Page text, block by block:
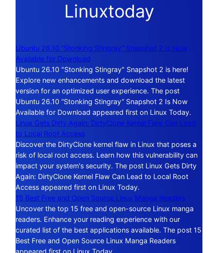
Linuxtoday
Ubuntu 26.10 “Stonking Stingray” Snapshot 2 Is Now
Available for Download
Ubuntu 26.10 "Stonking Stingray" Snapshot 2 is here!
Explore new enhancements and download the latest
version for an optimized user experience. The post
Ubuntu 26.10 “Stonking Stingray” Snapshot 2 Is Now
Available for Download appeared first on Linux Today.
Linux Gets Dirty Again: DirtyClone Kernel Flaw Can Lead
to Local Root Access
Discover the DirtyClone kernel flaw in Linux that poses a
risk of local root access. Learn how this vulnerability can
impact your system's security. The post Linux Gets Dirty
Again: DirtyClone Kernel Flaw Can Lead to Local Root
Access appeared first on Linux Today.
15 Best Free and Open Source Linux Manga Readers
Uncover the top 15 free and open-source Linux manga
readers. Enhance your reading experience with our
curated list of the best applications available. The post 15
Best Free and Open Source Linux Manga Readers
appeared first on Linux Today.